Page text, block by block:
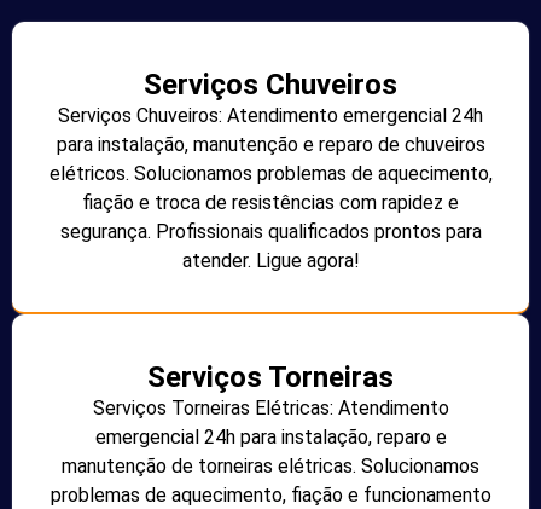
Serviços Chuveiros
Serviços Chuveiros: Atendimento emergencial 24h
para instalação, manutenção e reparo de chuveiros
elétricos. Solucionamos problemas de aquecimento,
fiação e troca de resistências com rapidez e
segurança. Profissionais qualificados prontos para
atender. Ligue agora!
Serviços Torneiras
Serviços Torneiras Elétricas: Atendimento
emergencial 24h para instalação, reparo e
manutenção de torneiras elétricas. Solucionamos
problemas de aquecimento, fiação e funcionamento